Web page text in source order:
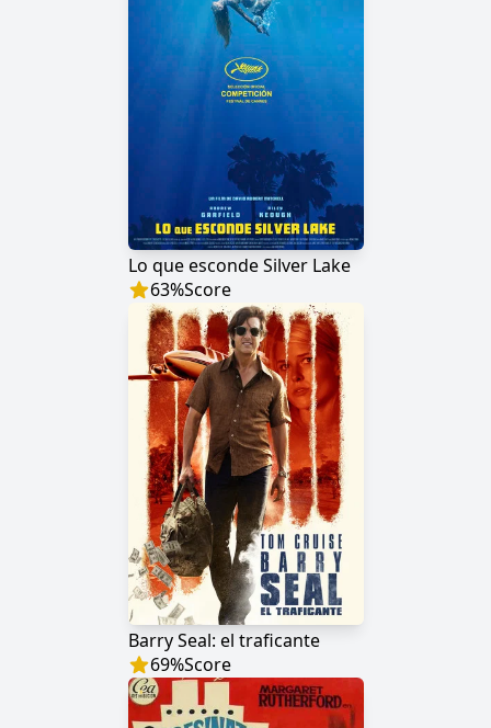
Lo que esconde Silver Lake
63%Score
Barry Seal: el traficante
69%Score